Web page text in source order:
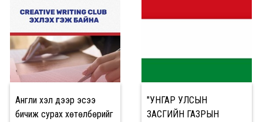
Англи хэл дээр эсээ
бичиж сурах хөтөлбөрийг
"УНГАР УЛСЫН
ЗАСГИЙН ГАЗРЫН